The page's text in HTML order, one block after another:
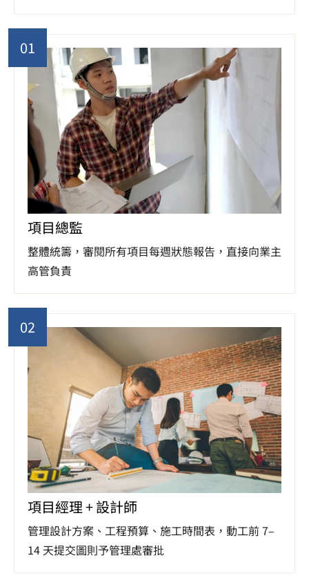
項目總監
整體統籌，審閱所有項目每週狀態報告，直接向業主
高管負責
01
項目經理 + 設計師
管理設計方案、工程預算、施工時間表，動工前 7–
14 天提交圖則予管理處審批
02